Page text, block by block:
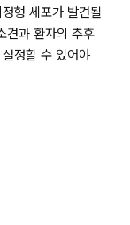
형 세포가 발견될
견과 환자의 추후
정할 수 있어야